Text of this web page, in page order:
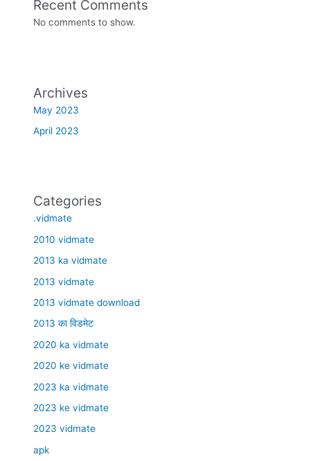
Recent Comments
No comments to show.
Archives
May 2023
April 2023
Categories
.vidmate
2010 vidmate
2013 ka vidmate
2013 vidmate
2013 vidmate download
2013 का विडमेट
2020 ka vidmate
2020 ke vidmate
2023 ka vidmate
2023 ke vidmate
2023 vidmate
apk